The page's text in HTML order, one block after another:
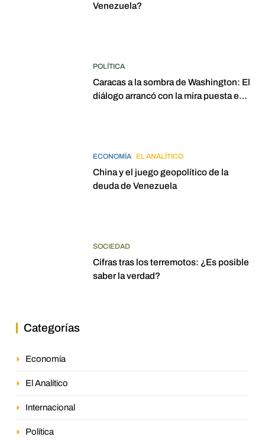
Venezuela?
POLÍTICA
Caracas a la sombra de Washington: El
diálogo arrancó con la mira puesta en
ECONOMÍA EL ANALÍTICO
China y el juego geopolítico de la
deuda de Venezuela
SOCIEDAD
Cifras tras los terremotos: ¿Es posible
saber la verdad?
Categorías
Economía
El Analítico
Internacional
Política